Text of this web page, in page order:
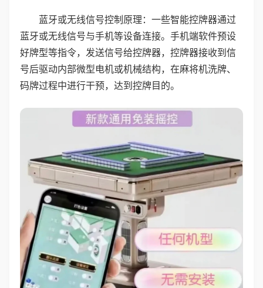
蓝牙或无线信号控制原理：一些智能控牌器通过
蓝牙或无线信号与手机等设备连接。手机端软件预设
好牌型等指令，发送信号给控牌器，控牌器接收到信
号后驱动内部微型电机或机械结构，在麻将机洗牌、
码牌过程中进行干预，达到控牌目的。